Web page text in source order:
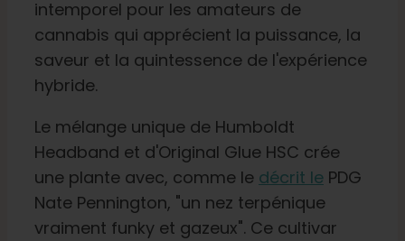
intemporel pour les amateurs de
cannabis qui apprécient la puissance, la
saveur et la quintessence de l'expérience
hybride.
Le mélange unique de Humboldt
Headband et d'Original Glue HSC crée
une plante avec, comme le décrit le PDG
Nate Pennington, "un nez terpénique
vraiment funky et gazeux". Ce cultivar